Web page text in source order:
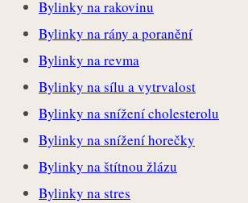
Bylinky na rakovinu
Bylinky na rány a poranění
Bylinky na revma
Bylinky na sílu a vytrvalost
Bylinky na snížení cholesterolu
Bylinky na snížení horečky
Bylinky na štítnou žlázu
Bylinky na stres